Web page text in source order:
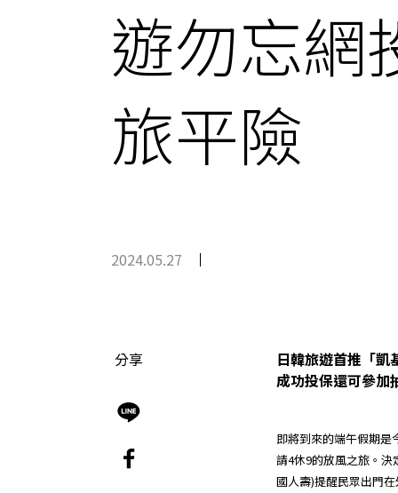
遊勿忘網
旅平險
2024.05.27
分享
日韓旅遊首推「
成功投保還可參加
即將到來的端午假期是
請4休9的放風之旅。
國人壽)提醒民眾出門